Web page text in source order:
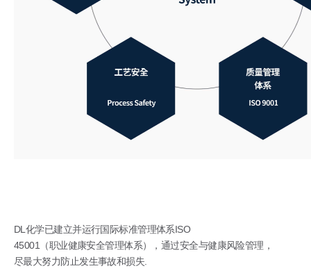
DL化学已建立并运行国际标准管理体系ISO
45001（职业健康安全管理体系），通过安全与健康风险管理，
尽最大努力防止发生事故和损失.